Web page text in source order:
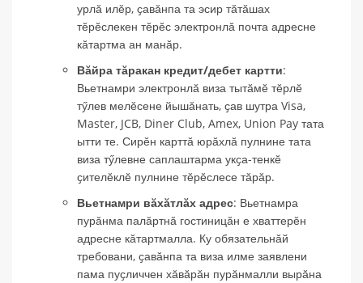
урлӑ илӗр, ҫавӑнпа та эсир тӑтӑшах
тӗрӗслекен тӗрӗс электронлӑ почта адресне
кӑтартма ан манӑр.
Вӑйра тӑракан кредит/дебет картти:
Вьетнамри электронлӑ виза тытӑмӗ тӗрлӗ
тӳлев мелӗсене йышӑнать, ҫав шутра Visa,
Master, JCB, Diner Club, Amex, Union Pay тата
ытти те. Сирӗн карттӑ юрӑхлӑ пулнине тата
виза тӳлевне саплаштарма укҫа-тенкӗ
ҫителӗклӗ пулнине тӗрӗслесе тӑрӑр.
Вьетнамри вӑхӑтлӑх адрес: Вьетнамра
пурӑнма палӑртнӑ гостиницӑн е хваттерӗн
адресне кӑтартмалла. Ку обязательнӑй
требовани, ҫавӑнпа та виза илме заявлени
пама пуҫличчен хӑвӑрӑн пурӑнмалли вырӑна